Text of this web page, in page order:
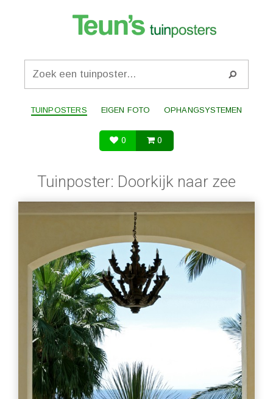
TUINPOSTERS EIGEN FOTO OPHANGSYSTEMEN
0 0
Tuinposter: Doorkijk naar zee